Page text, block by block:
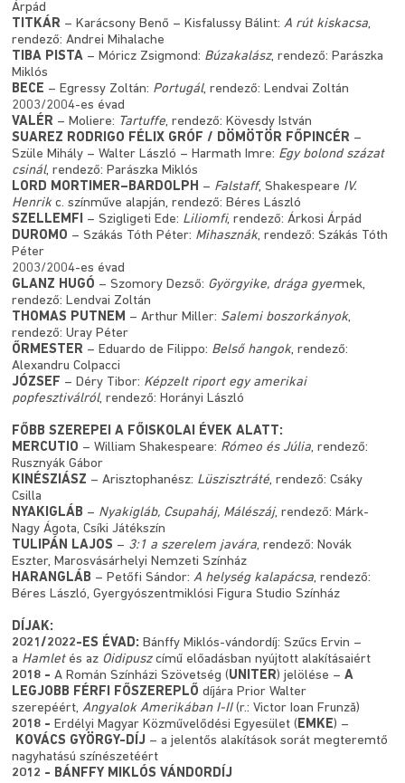
Árpád
TITKÁR – Karácsony Benő – Kisfalussy Bálint:A rút kiskacsa,
rendező: Andrei Mihalache
TIBA PISTA – Móricz Zsigmond: Búzakalász, rendező: Parászka
Miklós
BECE – Egressy Zoltán: Portugál, rendező: Lendvai Zoltán
2003/2004-es évad
VALÉR – Moliere: Tartuffe, rendező: Kövesdy István
SUAREZ RODRIGO FÉLIX GRÓF / DÖMÖTÖR FŐPINCÉR –
Szüle Mihály – Walter László – Harmath Imre: Egy bolond százat
csinál, rendező: Parászka Miklós
LORD MORTIMER–BARDOLPH – Falstaff, Shakespeare IV.
Henrikc. színműve alapján, rendező: Béres László
SZELLEMFI – Szigligeti Ede: Liliomfi, rendező: Árkosi Árpád
DUROMO – Szákás Tóth Péter: Mihasznák, rendező: Szákás Tóth
Péter
2003/2004-es évad
GLANZ HUGÓ – Szomory Dezső: Györgyike, drága gyermek,
rendező: Lendvai Zoltán
THOMAS PUTNEM – Arthur Miller: Salemi boszorkányok,
rendező: Uray Péter
ŐRMESTER – Eduardo de Filippo: Belső hangok, rendező:
Alexandru Colpacci
JÓZSEF – Déry Tibor: Képzelt riport egy amerikai
popfesztiválról, rendező: Horányi László
FŐBB SZEREPEI A FŐISKOLAI ÉVEK ALATT:
MERCUTIO – William Shakespeare: Rómeo és Júlia, rendező:
Rusznyák Gábor
KINÉSZIÁSZ – Arisztophanész: Lüszisztráté, rendező: Csáky
Csilla
NYAKIGLÁB – Nyakigláb, Csupaháj, Málészáj, rendező: Márk-
Nagy Ágota, Csíki Játékszín
TULIPÁN LAJOS – 3:1 a szerelem javára, rendező: Novák
Eszter, Marosvásárhelyi Nemzeti Színház
HARANGLÁB – Petőfi Sándor:A helység kalapácsa, rendező:
Béres László, Gyergyószentmiklósi Figura Studio Színház
DÍJAK:
2021/2022-ES ÉVAD:Bánffy Miklós-vándordíj:Szűcs Ervin –
a Hamlet és az Oidipusz című előadásban nyújtott alakításaiért
2018 -A Román Színházi Szövetség (UNITER) jelölése –A
LEGJOBB FÉRFI FŐSZEREPLŐ díjára Prior Walter
szerepéért,Angyalok Amerikában I-II(r.: Victor Ioan Frunză)
2018 -Erdélyi Magyar Közművelődési Egyesület (EMKE) –
KOVÁCS GYÖRGY-DÍJ – a jelentős alakítások sorát megteremtő
nagyhatású színészetéért
2012 - BÁNFFY MIKLÓS VÁNDORDÍJ